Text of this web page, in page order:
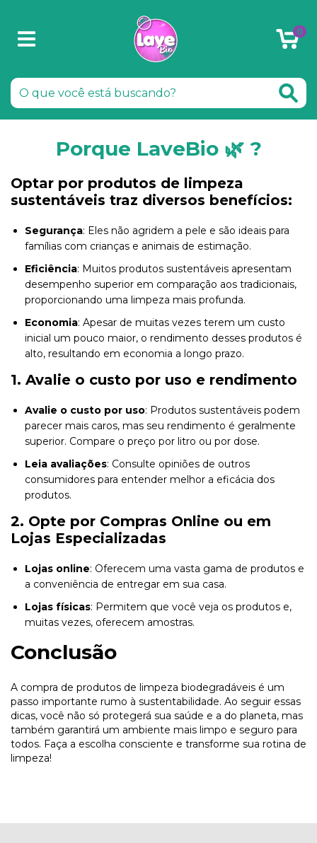
0
Porque LaveBio 🌿 ?
Optar por produtos de limpeza
sustentáveis traz diversos benefícios:
Segurança: Eles não agridem a pele e são ideais para
famílias com crianças e animais de estimação.
Eficiência: Muitos produtos sustentáveis apresentam
desempenho superior em comparação aos tradicionais,
proporcionando uma limpeza mais profunda.
Economia: Apesar de muitas vezes terem um custo
inicial um pouco maior, o rendimento desses produtos é
alto, resultando em economia a longo prazo.
1. Avalie o custo por uso e rendimento
Avalie o custo por uso: Produtos sustentáveis podem
parecer mais caros, mas seu rendimento é geralmente
superior. Compare o preço por litro ou por dose.
Leia avaliações: Consulte opiniões de outros
consumidores para entender melhor a eficácia dos
produtos.
2. Opte por Compras Online ou em
Lojas Especializadas
Lojas online: Oferecem uma vasta gama de produtos e
a conveniência de entregar em sua casa.
Lojas físicas: Permitem que você veja os produtos e,
muitas vezes, oferecem amostras.
Conclusão
A compra de produtos de limpeza biodegradáveis é um
passo importante rumo à sustentabilidade. Ao seguir essas
dicas, você não só protegerá sua saúde e a do planeta, mas
também garantirá um ambiente mais limpo e seguro para
todos. Faça a escolha consciente e transforme sua rotina de
limpeza!